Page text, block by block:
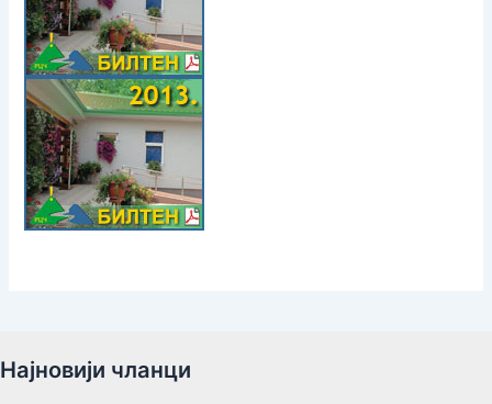
Најновији чланци